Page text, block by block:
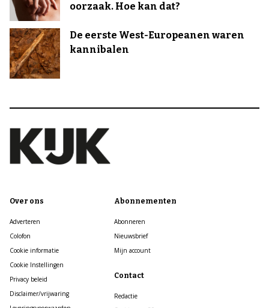
oorzaak. Hoe kan dat?
De eerste West-Europeanen waren
kannibalen
Over ons
Adverteren
Colofon
Cookie informatie
Cookie Instellingen
Privacy beleid
Disclaimer/vrijwaring
Abonnementen
Abonneren
Nieuwsbrief
Mijn account
Contact
Redactie